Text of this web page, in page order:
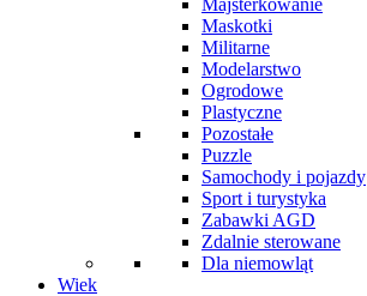
Majsterkowanie
Maskotki
Militarne
Modelarstwo
Ogrodowe
Plastyczne
Pozostałe
Puzzle
Samochody i pojazdy
Sport i turystyka
Zabawki AGD
Zdalnie sterowane
Dla niemowląt
Wiek